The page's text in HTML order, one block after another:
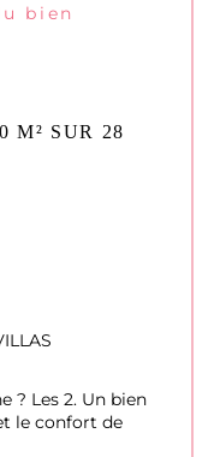
bien
M² SUR 28
? Les 2. Un bien
le confort de